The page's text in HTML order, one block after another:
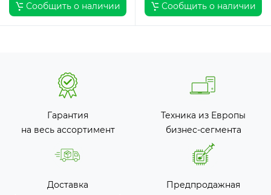
Сообщить о наличии Сообщить о наличии
Гарантия
на весь ассортимент
Техника из Европы
бизнес-сегмента
Доставка
Предпродажная